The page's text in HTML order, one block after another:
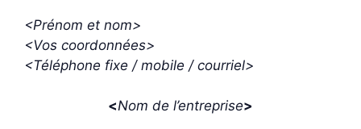
<Prénom et nom>
<Vos coordonnées>
<Téléphone fixe / mobile / courriel>
<Nom de l’entreprise>